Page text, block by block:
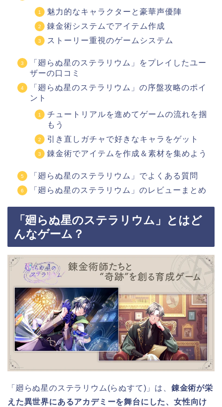
魅力的なキャラクターと豪華声優陣
錬金術システムでアイテム作成
ストーリー重視のゲームシステム
「廻らぬ星のステラリウム」をプレイしたユー
ザーの口コミ
「廻らぬ星のステラリウム」の序盤攻略のポイ
ント
チュートリアルを進めてゲームの流れを掴
もう
引き直しガチャで好きなキャラをゲット
錬金術でアイテムを作成＆素材を集めよう
「廻らぬ星のステラリウム」でよくある質問
「廻らぬ星のステラリウム」のレビューまとめ
「廻らぬ星のステラリウム」とはど
んなゲーム？
「廻らぬ星のステラリウム(らぬすて)」は、 錬金術が栄
えた異世界にあるアカデミーを舞台にした、女性向け